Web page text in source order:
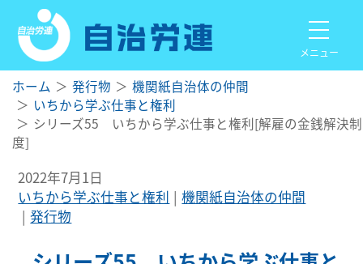
メニュー
ホーム 発行物
機関紙自治体の仲間
いちから学ぶ仕事と権利
シリーズ55 いちから学ぶ仕事と権利[解雇の金銭解決制
度]
2022年7月1日
いちから学ぶ仕事と権利
機関紙自治体の仲間
発行物